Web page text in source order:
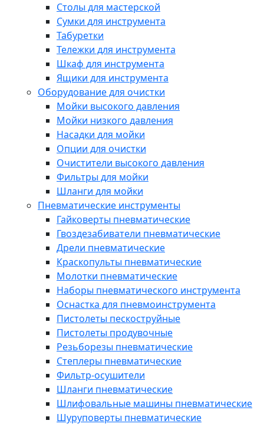
Столы для мастерской
Сумки для инструмента
Табуретки
Тележки для инструмента
Шкаф для инструмента
Ящики для инструмента
Оборудование для очистки
Мойки высокого давления
Мойки низкого давления
Насадки для мойки
Опции для очистки
Очистители высокого давления
Фильтры для мойки
Шланги для мойки
Пневматические инструменты
Гайковерты пневматические
Гвоздезабиватели пневматические
Дрели пневматические
Краскопульты пневматические
Молотки пневматические
Наборы пневматического инструмента
Оснастка для пневмоинструмента
Пистолеты пескоструйные
Пистолеты продувочные
Резьборезы пневматические
Степлеры пневматические
Фильтр-осушители
Шланги пневматические
Шлифовальные машины пневматические
Шуруповерты пневматические